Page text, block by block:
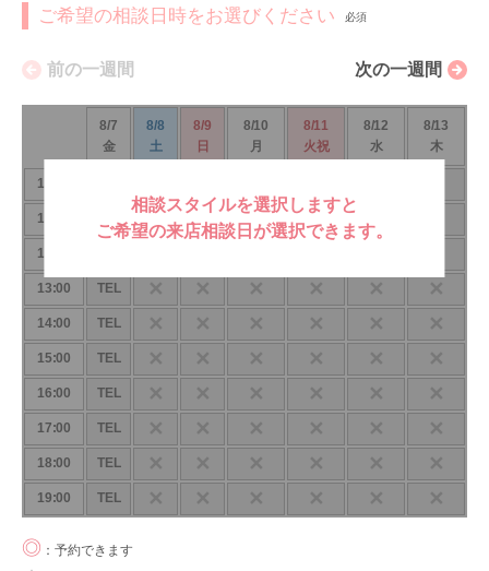
ご希望の相談日時をお選びください 必須
前の一週間 次の一週間
相談スタイルを選択しますと
ご希望の来店相談日が選択できます。
8/7
金
8/8
土
8/9
日
8/10
月
8/11
火祝
8/12
水
8/13
木
10:00
11:00 TEL ✕ ✕ ✕ ✕ ✕
12:00
13:00 TEL ✕ ✕ ✕ ✕ ✕ ✕
14:00 TEL ✕ ✕ ✕ ✕ ✕ ✕
15:00 TEL ✕ ✕ ✕ ✕ ✕ ✕
16:00 TEL ✕ ✕ ✕ ✕ ✕ ✕
17:00 TEL ✕ ✕ ✕ ✕ ✕ ✕
18:00 TEL ✕ ✕ ✕ ✕ ✕ ✕
19:00 TEL ✕ ✕ ✕ ✕ ✕ ✕
◎ ：予約できます